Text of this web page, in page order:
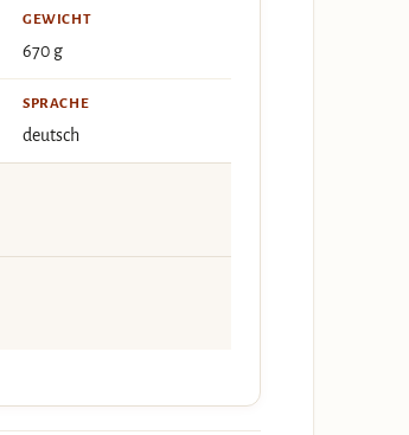
GEWICHT
670 g
SPRACHE
deutsch